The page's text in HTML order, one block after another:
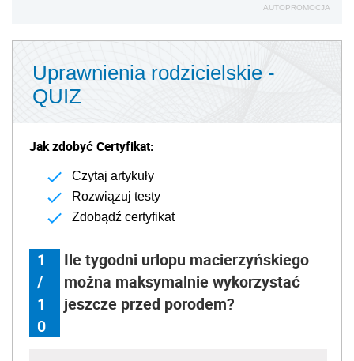
AUTOPROMOCJA
Uprawnienia rodzicielskie -
QUIZ
Jak zdobyć Certyfikat:
Czytaj artykuły
Rozwiązuj testy
Zdobądź certyfikat
1
/
1
0
Ile tygodni urlopu macierzyńskiego
można maksymalnie wykorzystać
jeszcze przed porodem?